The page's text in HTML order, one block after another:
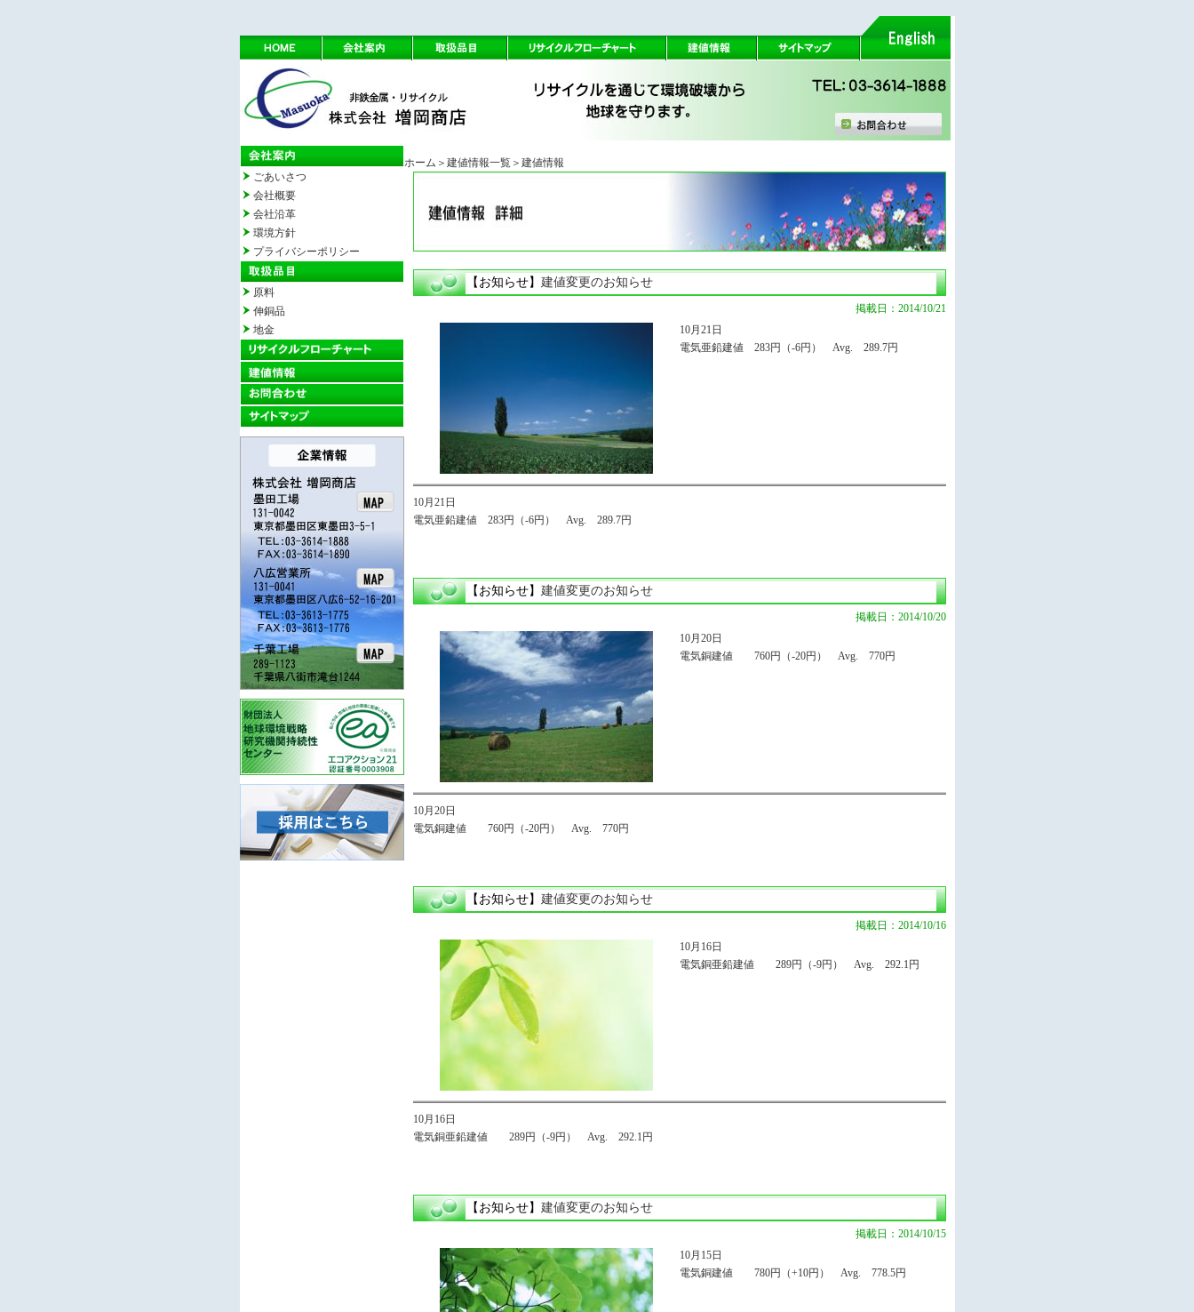
ごあいさつ
会社概要
会社沿革
環境方針
プライバシーポリシー
原料
伸銅品
地金
ホーム ＞建値情報一覧＞建値情報
【お知らせ】 建値変更のお知らせ
掲載日：2014/10/21
10月21日
電気亜鉛建値 283円（-6円） Avg. 289.7円
10月21日
電気亜鉛建値 283円（-6円） Avg. 289.7円
【お知らせ】 建値変更のお知らせ
掲載日：2014/10/20
10月20日
電気銅建値 760円（-20円） Avg. 770円
10月20日
電気銅建値 760円（-20円） Avg. 770円
【お知らせ】 建値変更のお知らせ
掲載日：2014/10/16
10月16日
電気銅亜鉛建値 289円（-9円） Avg. 292.1円
10月16日
電気銅亜鉛建値 289円（-9円） Avg. 292.1円
【お知らせ】 建値変更のお知らせ
掲載日：2014/10/15
10月15日
電気銅建値 780円（+10円） Avg. 778.5円